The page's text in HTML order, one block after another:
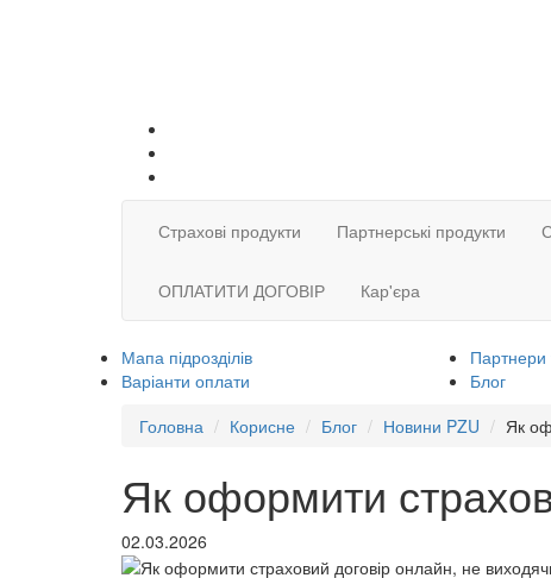
Страхові продукти Партнерські продукти
ОПЛАТИТИ ДОГОВІР Кар'єра
Мапа підрозділів
Варіанти оплати
Партнери
Блог
Головна
Корисне Блог Новини PZU Як
Як оформити
02.03.2026